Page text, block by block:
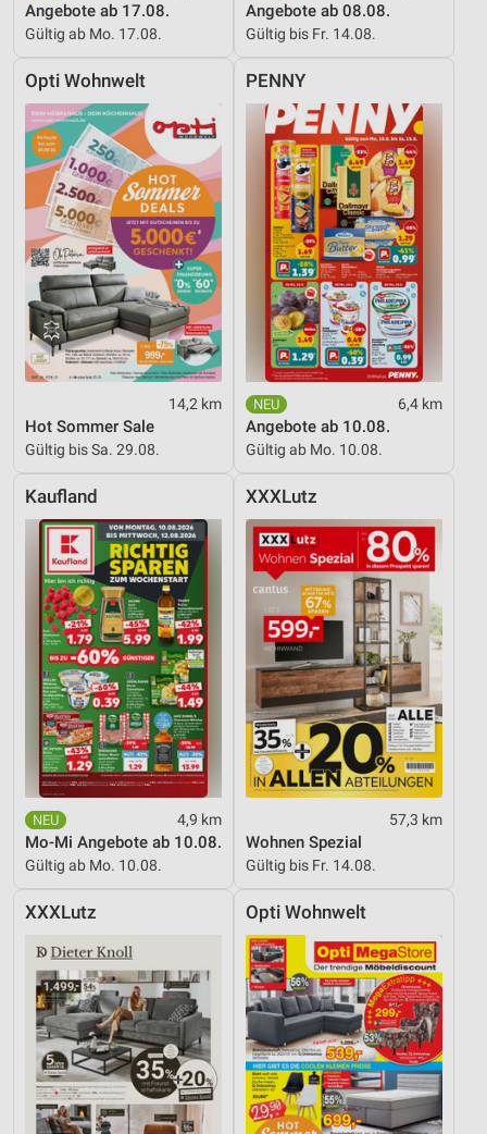
Angebote ab 17.08.
Gültig ab Mo. 17.08.
Angebote ab 08.08.
Gültig bis Fr. 14.08.
Opti Wohnwelt
14,2 km
Hot Sommer Sale
Gültig bis Sa. 29.08.
PENNY
6,4 km
Angebote ab 10.08.
Gültig ab Mo. 10.08.
Kaufland
4,9 km
Mo-Mi Angebote ab 10.08.
Gültig ab Mo. 10.08.
XXXLutz
57,3 km
Wohnen Spezial
Gültig bis Fr. 14.08.
XXXLutz Opti Wohnwelt